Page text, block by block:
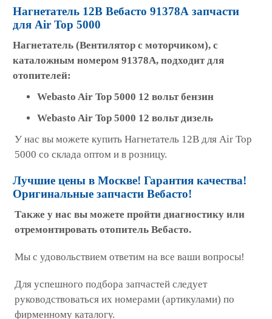
Нагнетатель 12В Вебасто 91378А запчасти
для Air Top 5000
Нагнетатель (Вентилятор с моторчиком), с
каталожным номером 91378A, подходит для
отопителей:
Webasto Air Top 5000 12 вольт бензин
Webasto Air Top 5000 12 вольт дизель
У нас вы можете купить Нагнетатель 12В для Air Top
5000 со склада оптом и в розницу.
Лучшие цены в Москве! Гарантия качества!
Оригинальные запчасти Вебасто!
Также у нас вы можете пройти диагностику или
отремонтировать отопитель Вебасто.
Мы с удовольствием ответим на все ваши вопросы!
Для успешного подбора запчастей следует
руководствоваться их номерами (артикулами) по
фирменному каталогу.